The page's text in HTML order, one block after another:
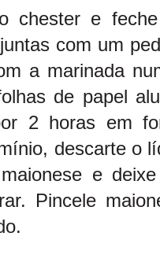
chester e
com um
a marinada
de papel
2 horas em
descarte o
e
Pincele